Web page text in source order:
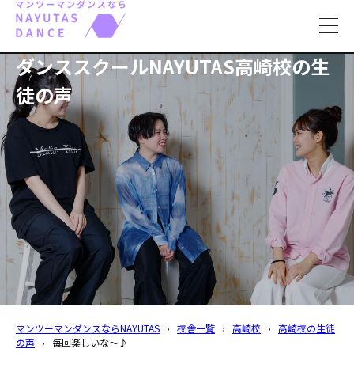
ダンススクールNAYUTAS高崎校の生
徒の声
マンツーマンダンスならNAYUTAS › 校舎一覧 › 高崎校 › 高崎校の生徒
の声 › 毎回楽しいな～♪